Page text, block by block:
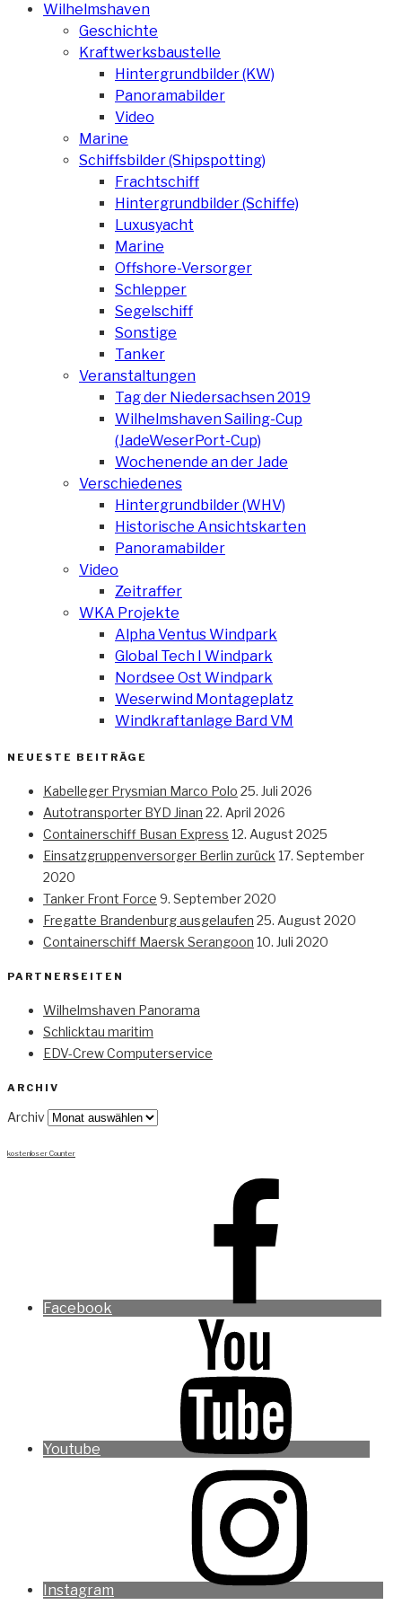
Wilhelmshaven
Geschichte
Kraftwerksbaustelle
Hintergrundbilder (KW)
Panoramabilder
Video
Marine
Schiffsbilder (Shipspotting)
Frachtschiff
Hintergrundbilder (Schiffe)
Luxusyacht
Marine
Offshore-Versorger
Schlepper
Segelschiff
Sonstige
Tanker
Veranstaltungen
Tag der Niedersachsen 2019
Wilhelmshaven Sailing-Cup
(JadeWeserPort-Cup)
Wochenende an der Jade
Verschiedenes
Hintergrundbilder (WHV)
Historische Ansichtskarten
Panoramabilder
Video
Zeitraffer
WKA Projekte
Alpha Ventus Windpark
Global Tech I Windpark
Nordsee Ost Windpark
Weserwind Montageplatz
Windkraftanlage Bard VM
NEUESTE BEITRÄGE
Kabelleger Prysmian Marco Polo 25. Juli 2026
Autotransporter BYD Jinan 22. April 2026
Containerschiff Busan Express 12. August 2025
Einsatzgruppenversorger Berlin zurück 17. September
2020
Tanker Front Force 9. September 2020
Fregatte Brandenburg ausgelaufen 25. August 2020
Containerschiff Maersk Serangoon 10. Juli 2020
PARTNERSEITEN
Wilhelmshaven Panorama
Schlicktau maritim
EDV-Crew Computerservice
ARCHIV
Archiv
kostenloser Counter
Facebook
Youtube
Instagram